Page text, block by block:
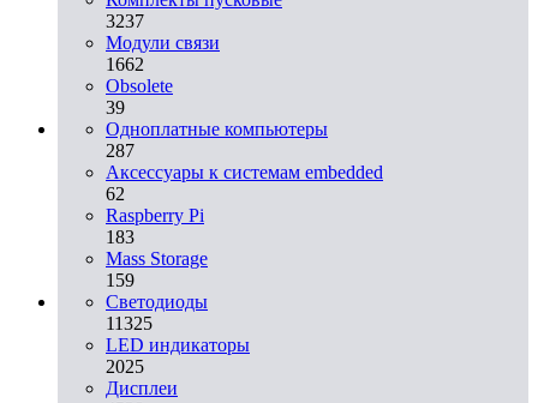
3237
Модули связи
1662
Obsolete
39
Одноплатные компьютеры
287
Аксессуары к системам embedded
62
Raspberry Pi
183
Mass Storage
159
Светодиоды
11325
LED индикаторы
2025
Дисплеи